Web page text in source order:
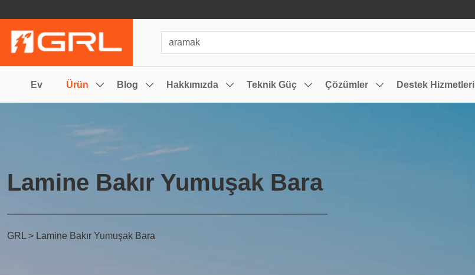
Ev Ürün Blog Hakkımızda Teknik Güç Çözümler Destek Hizmetleri
Lamine Bakır Yumuşak Bara
GRL > Lamine Bakır Yumuşak Bara